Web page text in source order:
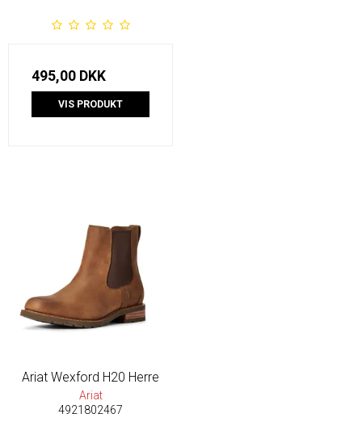
495,00 DKK
VIS PRODUKT
Ariat Wexford H20 Herre
Ariat
4921802467